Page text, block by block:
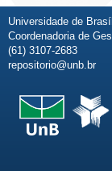
Universidade de
Coordenadoria de
(61) 3107-2683
repositorio@unb.br